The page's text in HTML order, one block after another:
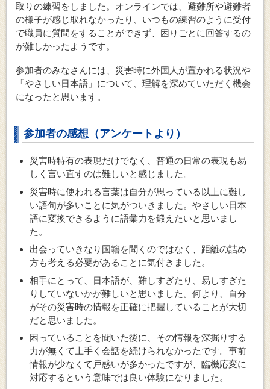
取りの練習をしました。オンラインでは、避難所や避難者
の様子が感じ取れなかったり、いつもの練習のように受付
で職員に質問をすることができず、困りごとに回答するの
が難しかったようです。
参加者のみなさんには、災害時に外国人が置かれる状況や
「やさしい日本語」について、理解を深めていただく機会
になったと思います。
参加者の感想（アンケートより）
災害時特有の表現だけでなく、普通の日常の表現も易
しく言い直すのは難しいと感じました。
災害時に使われる言葉は自分が思っている以上に難し
い語句が多いことに気がついきました。やさしい日本
語に変換できるように語彙力を鍛えたいと思いまし
た。
出会っていきなり国籍を聞くのではなく、距離の詰め
方も考える必要があることに気付きました。
相手にとって、日本語が、難しすぎたり、易しすぎた
りしていないかが難しいと思いました。何より、自分
がその災害時の情報を正確に把握していることが大切
だと思いました。
困っていることを聞いた後に、その情報を深掘りする
力が無くて上手く会話を続けられなかったです。事前
情報が少なくて戸惑いが多かったですが、臨機応変に
対応するという意味では良い体験になりました。